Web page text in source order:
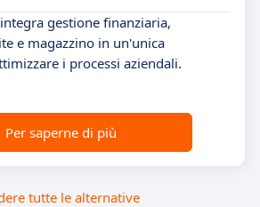
gestione finanziaria,
e magazzino in un'unica
i processi aziendali.
Per saperne di più
tutte le alternative